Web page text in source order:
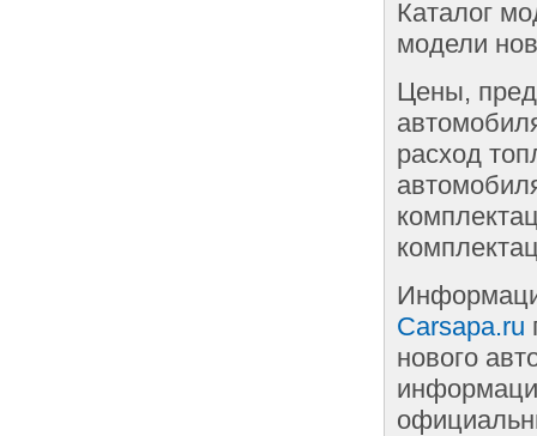
Каталог
модели
Цены,
расход
Carsapa.ru
нового